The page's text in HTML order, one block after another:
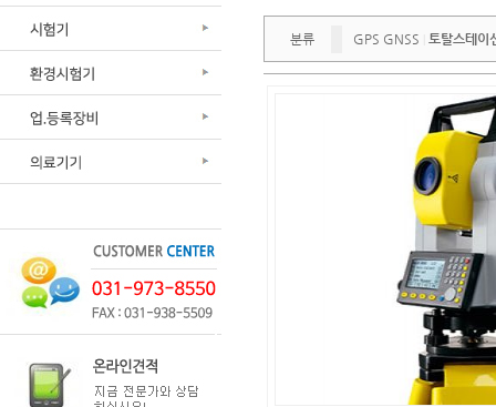
분류 GPS GNSS 토탈스테이